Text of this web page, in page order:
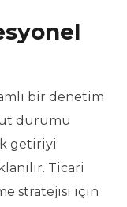
bir denetim
durumu
getiriyi
Ticari
stratejisi için